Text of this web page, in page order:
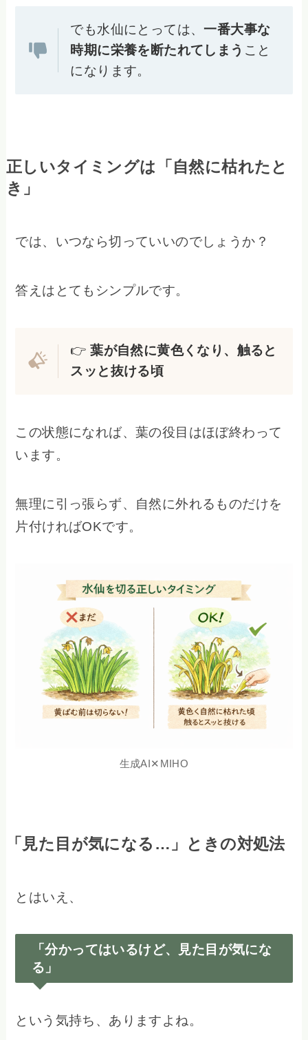
でも水仙にとっては、一番大事な
時期に栄養を断たれてしまう こと
になります。
正しいタイミングは「自然に枯れたと
き」
では、いつなら切っていいのでしょうか？
答えはとてもシンプルです。
👉葉が自然に黄色くなり、触ると
スッと抜ける頃
この状態になれば、葉の役目はほぼ終わって
います。
無理に引っ張らず、自然に外れるものだけを
片付ければOKです。
生成AI✕MIHO
「見た目が気になる…」ときの対処法
とはいえ、
「分かってはいるけど、見た目が気にな
る」
という気持ち、ありますよね。